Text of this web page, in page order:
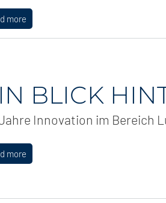
more
BLICK
Jahre Innovation im Bereich
more